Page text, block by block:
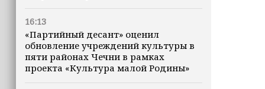
16:13
«Партийный десант» оценил
обновление учреждений культуры в
пяти районах Чечни в рамках
проекта «Культура малой Родины»